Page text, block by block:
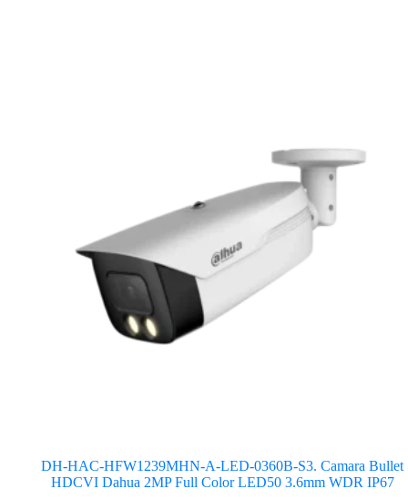
DH-HAC-HFW1239MHN-A-LED-0360B-S3. Camara Bullet
HDCVI Dahua 2MP Full Color LED50 3.6mm WDR IP67